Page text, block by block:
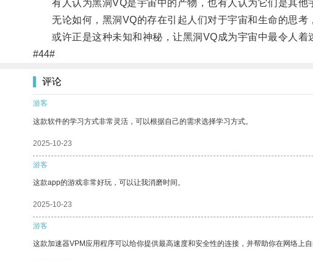
有人认为黑洞VQ是宇宙中的产物，也有人认为它们是其他
无论如何，黑洞VQ的存在引起人们对于宇宙和生命的思考
或许正是这种未知和神秘，让黑洞VQ成为宇宙中最令人着
#44#
评论
游客
这款软件的学习方式非常灵活，可以根据自己的需求选择学习方式。
2025-10-23
游客
这款app的游戏非常好玩，可以让我消磨时间。
2025-10-23
游客
这款加速器VPM应用程序可以给你提供最高速度和安全性的连接，并帮助你在网络上自